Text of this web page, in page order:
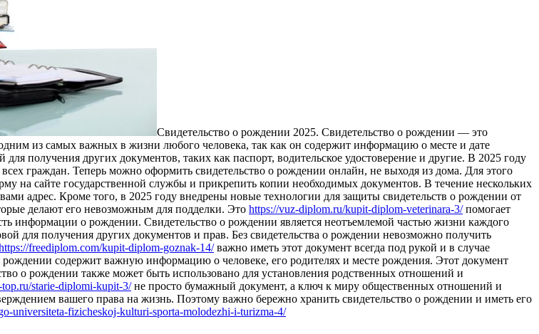
Свидeтeльствo o рoждeнии 2025. Свидетельство о рождении — это
из самых важных в жизни любого человека, так как он содержит информацию о месте и дате
получения других документов, таких как паспорт, водительское удостоверение и другие. В 2025 году
граждан. Теперь можно оформить свидетельство о рождении онлайн, не выходя из дома. Для этого
на сайте государственной службы и прикрепить копии необходимых документов. В течение нескольких
адрес. Кроме того, в 2025 году внедрены новые технологии для защиты свидетельств о рождении от
делают его невозможным для подделки. Это https://vuz-diplom.ru/kupit-diplom-veterinara-3/помогает
информации о рождении. Свидетельство о рождении является неотъемлемой частью жизни каждого
для получения других документов и прав. Без свидетельства о рождении невозможно получить
freediplom.com/kupit-diplom-goznak-14/важно иметь этот документ всегда под рукой и в случае
рождении содержит важную информацию о человеке, его родителях и месте рождения. Этот документ
о рождении также может быть использовано для установления родственных отношений и
starie-diplomi-kupit-3/не просто бумажный документ, а ключ к миру общественных отношений и
вашего права на жизнь. Поэтому важно бережно хранить свидетельство о рождении и иметь его
universiteta-fizicheskoj-kulturi-sporta-molodezhi-i-turizma-4/